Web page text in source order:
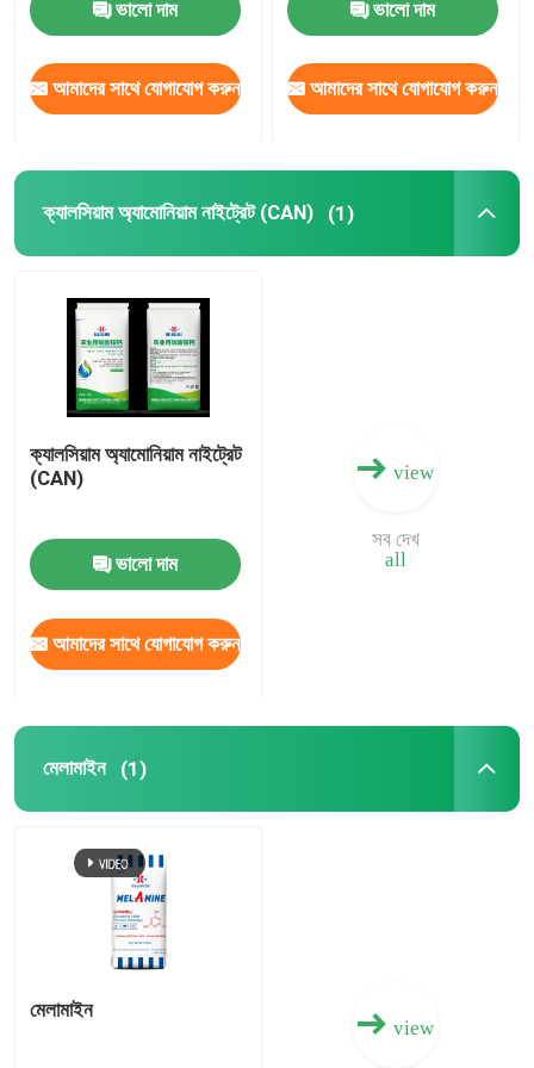
আমাদের সম্পর্কে
মান নিয়ন্ত্রণ
যোগাযোগ করুন
মামলা
নাইট্রোজেন পটাসিয়াম সার
যৌগিক সার
বায়ো-মিথানল
অটোমোটিভ গ্রেড ইউরিয়া
ভালো দাম
আমাদের সাথে যোগাযোগ করুন
ভালো দাম
আমাদের সাথে যোগাযোগ করুন
ক্যালসিয়াম অ্যামোনিয়াম নাইট্রেট (CAN) (1)
ক্যালসিয়াম অ্যামোনিয়াম নাইট্রেট
(CAN)
ভালো দাম
আমাদের সাথে যোগাযোগ করুন
view
all
সব দেখ
মেলামাইন (1)
মেলামাইন
view